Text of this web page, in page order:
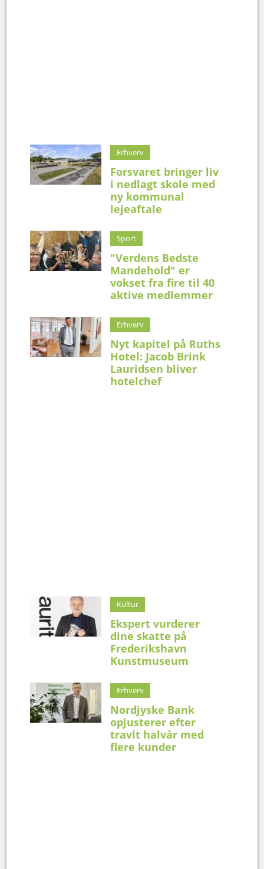
Erhverv
Forsvaret bringer liv
i nedlagt skole med
ny kommunal
lejeaftale
Sport
"Verdens Bedste
Mandehold" er
vokset fra fire til 40
aktive medlemmer
Erhverv
Nyt kapitel på Ruths
Hotel: Jacob Brink
Lauridsen bliver
hotelchef
Kultur
Ekspert vurderer
dine skatte på
Frederikshavn
Kunstmuseum
Erhverv
Nordjyske Bank
opjusterer efter
travlt halvår med
flere kunder